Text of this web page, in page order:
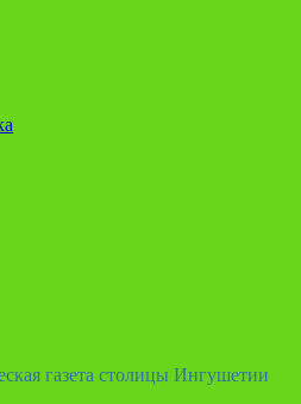
газета столицы Ингушетии